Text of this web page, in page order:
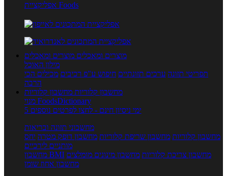
אפליקציית Foods
מוצרים ומאכלים מוצרים ומאכלים
מילון האוכל
תפריטי תזונה ערכים תזונתיים חיפוש ע"פ רכיבים מכילים הכי
הרבה
מחשבון קלוריות מחשבון קלוריות
מנוי FoodsDictionary
5 ימי ניסיון חינם - לחצו לפרטים נוספים
מחשבוני תזונה ובריאות
מחשבון קלוריות מחשבון שריפת קלוריות מחשבון דופק מטרה יחס
מותניים לירכיים
מחשבון BMI
מחשבון צריכת קלוריות מחשבון מינונים מומלצים
מחשבון אחוז שומן